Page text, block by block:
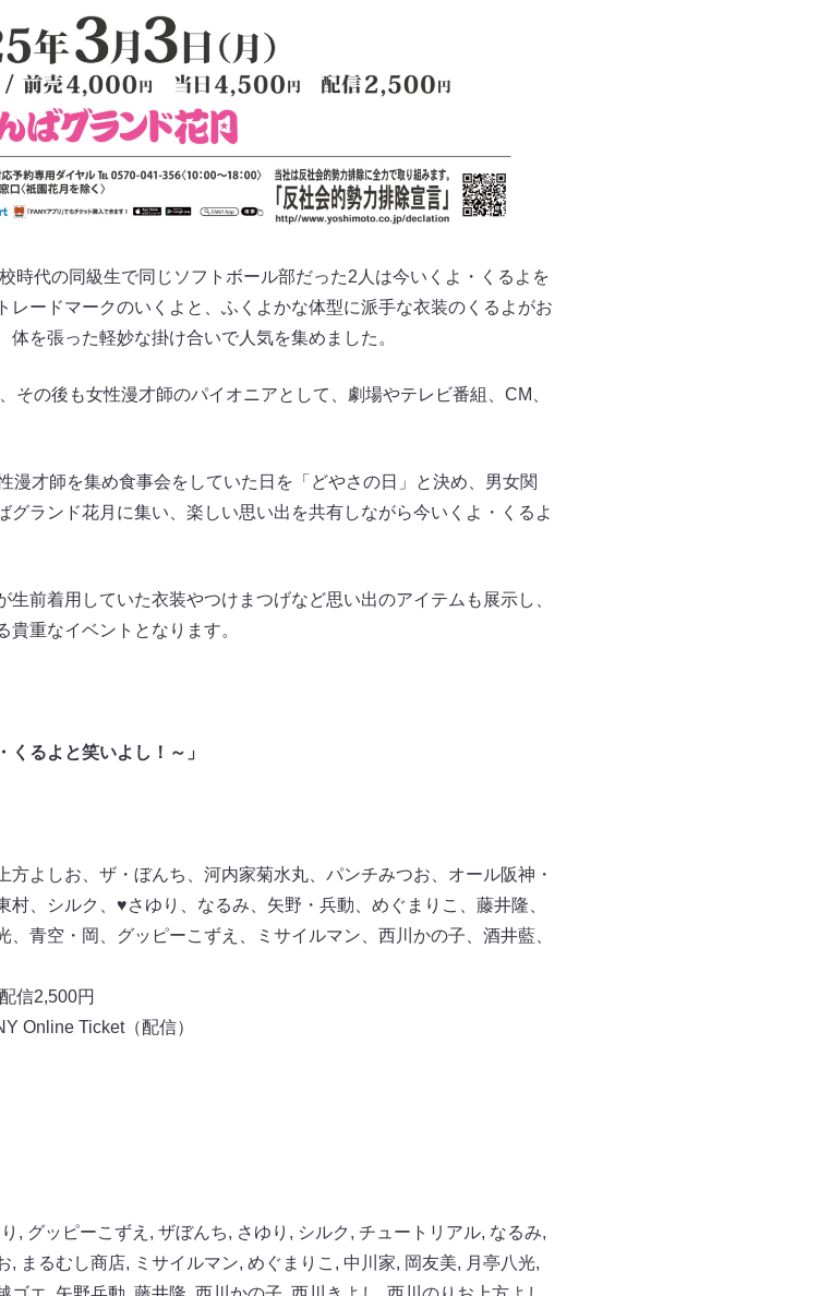
時代の同級生で同じソフトボール部だった2人は今いくよ・くるよを
ードマークのいくよと、ふくよかな体型に派手な衣装のくるよがお
を張った軽妙な掛け合いで人気を集めました。
その後も女性漫才師のパイオニアとして、劇場やテレビ番組、CM、
漫才師を集め食事会をしていた日を「どやさの日」と決め、男女関
ランド花月に集い、楽しい思い出を共有しながら今いくよ・くるよ
前着用していた衣装やつけまつげなど思い出のアイテムも展示し、
重なイベントとなります。
くるよと笑いよし！～」
よしお、ザ・ぼんち、河内家菊水丸、パンチみつお、オール阪神・
、シルク、♥さゆり、なるみ、矢野・兵動、めぐまりこ、藤井隆、
青空・岡、グッピーこずえ、ミサイルマン、西川かの子、酒井藍、
信2,500円
Online Ticket（配信）
, グッピーこずえ , ザぼんち, さゆり , シルク , チュートリアル, なるみ,
, まるむし商店, ミサイルマン, めぐまりこ , 中川家, 岡友美, 月亭八光,